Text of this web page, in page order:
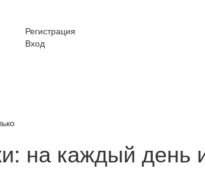
Регистрация
Вход
на каждый день